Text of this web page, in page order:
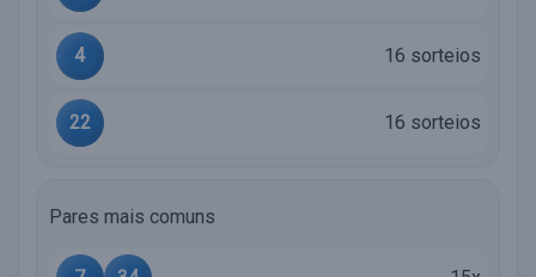
4 16 sorteios
22 16 sorteios
Pares mais comuns